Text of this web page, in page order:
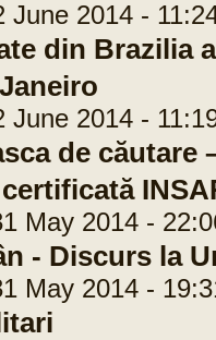
2014 -
din Brazilia
2014 -
de căutare
May 2014 -
- Discurs la
May 2014 -